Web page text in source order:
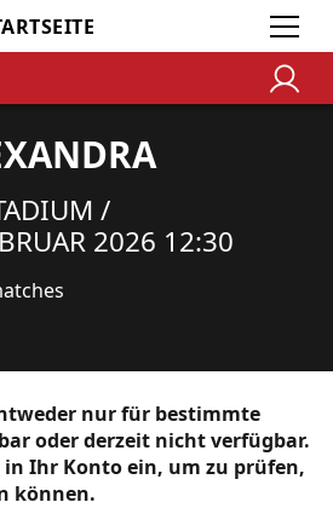
/
2026 12:30
nur für bestimmte
oder derzeit nicht verfügbar.
in Ihr Konto ein, um zu prüfen,
können.